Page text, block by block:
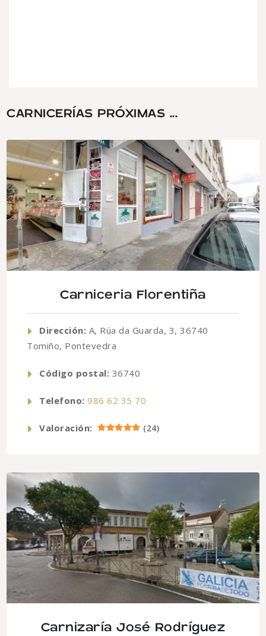
CARNICERÍAS PRÓXIMAS ...
Carniceria Florentiña
Dirección: A, Rúa da Guarda, 3, 36740
Tomiño, Pontevedra
Código postal: 36740
Telefono: 986 62 35 70
Valoración: (24)
Carnizaría José Rodríguez